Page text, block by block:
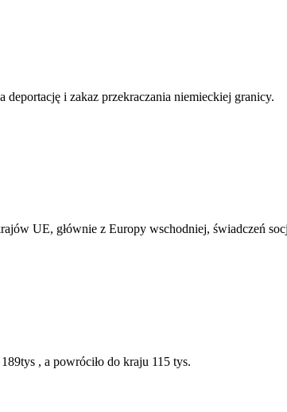
deportację i zakaz przekraczania niemieckiej granicy.
UE, głównie z Europy wschodniej, świadczeń
, a powróciło do kraju 115 tys.